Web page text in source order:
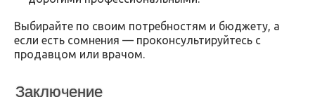
Выбирайте по своим потребностям и бюджету, а
если есть сомнения — проконсультируйтесь с
продавцом или врачом.
Заключение